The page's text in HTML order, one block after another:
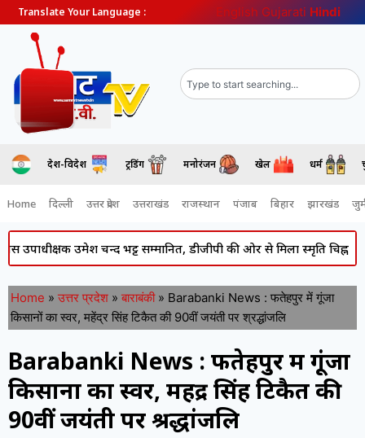
Translate Your Language : English Gujarati Hindi
देश-विदेश ट्रेंडिंग मनोरंजन खेल धर्म
Home दिल्ली उत्तर प्रदेश उत्तराखंड राजस्थान पंजाब बिहार झारखंड
उमेश चन्द भट्ट सम्मानित, डीजीपी की ओर से मिला स्मृति चिह्न Atiq
Home » उत्तर प्रदेश » बाराबंकी » Barabanki News : फतेहपुर में गूंजा
किसानों का स्वर, महेंद्र सिंह टिकैत की 90वीं जयंती पर श्रद्धांजलि
Barabanki News : फतेहपुर में गूंजा
किसानों का स्वर, महेंद्र सिंह टिकैत की
90वीं जयंती पर श्रद्धांजलि